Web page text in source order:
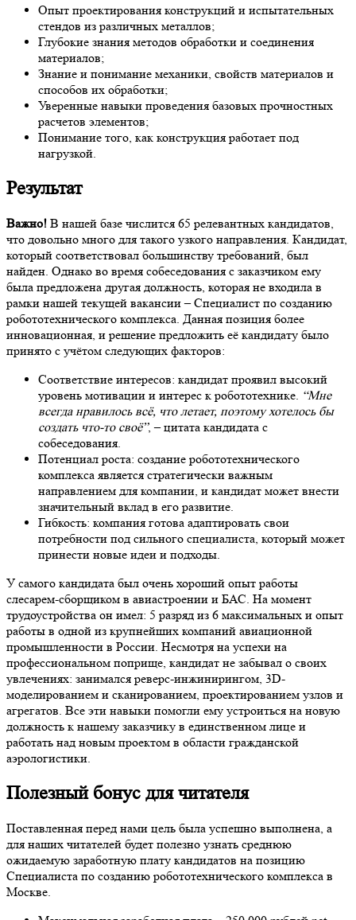
Опыт проектирования конструкций и испытательных
стендов из различных металлов;
Глубокие знания методов обработки и соединения
материалов;
Знание и понимание механики, свойств материалов и
способов их обработки;
Уверенные навыки проведения базовых прочностных
расчетов элементов;
Понимание того, как конструкция работает под
нагрузкой.
Результат
Важно! В нашей базе числится 65 релевантных кандидатов,
что довольно много для такого узкого направления. Кандидат,
который соответствовал большинству требований, был
найден. Однако во время собеседования с заказчиком ему
была предложена другая должность, которая не входила в
рамки нашей текущей вакансии – Специалист по созданию
робототехнического комплекса. Данная позиция более
инновационная, и решение предложить её кандидату было
принято с учётом следующих факторов:
Соответствие интересов: кандидат проявил высокий
уровень мотивации и интерес к робототехнике. “Мне
всегда нравилось всё, что летает, поэтому хотелось бы
создать что-то своё”, – цитата кандидата с
собеседования.
Потенциал роста: создание робототехнического
комплекса является стратегически важным
направлением для компании, и кандидат может внести
значительный вклад в его развитие.
Гибкость: компания готова адаптировать свои
потребности под сильного специалиста, который может
принести новые идеи и подходы.
У самого кандидата был очень хороший опыт работы
слесарем-сборщиком в авиастроении и БАС. На момент
трудоустройства он имел: 5 разряд из 6 максимальных и опыт
работы в одной из крупнейших компаний авиационной
промышленности в России. Несмотря на успехи на
профессиональном поприще, кандидат не забывал о своих
увлечениях: занимался реверс-инжинирингом, 3D-
моделированием и сканированием, проектированием узлов и
агрегатов. Все эти навыки помогли ему устроиться на новую
должность к нашему заказчику в единственном лице и
работать над новым проектом в области гражданской
аэрологистики.
Полезный бонус для читателя
Поставленная перед нами цель была успешно выполнена, а
для наших читателей будет полезно узнать среднюю
ожидаемую заработную плату кандидатов на позицию
Специалиста по созданию робототехнического комплекса в
Москве.